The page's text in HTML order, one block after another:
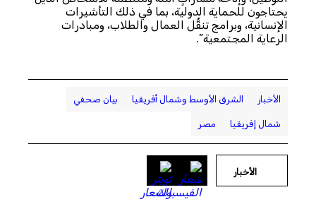
يحتاجون للحماية الدولية، بما في ذلك التأشيرات
الإنسانية، وبرامج تنقُّل العمال والطلاب، ومبادرات
الرعاية المجتمعية”.
الأخبار الشرق الأوسط وشمال أفريقيا بيان صحفي
شمال إفريقيا مصر
الأخبار